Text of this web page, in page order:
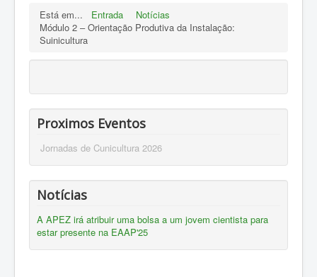
Está em... Entrada
Notícias
Módulo 2 – Orientação Produtiva da Instalação:
Suinicultura
Proximos Eventos
Jornadas de Cunicultura 2026
Notícias
A APEZ irá atribuir uma bolsa a um jovem cientista para
estar presente na EAAP'25